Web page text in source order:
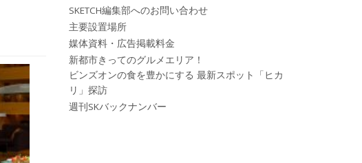
SKETCH編集部へのお問い合わせ
主要設置場所
媒体資料・広告掲載料金
新都市きってのグルメエリア！
ビンズオンの食を豊かにする 最新スポット「ヒカ
リ」探訪
週刊SKバックナンバー